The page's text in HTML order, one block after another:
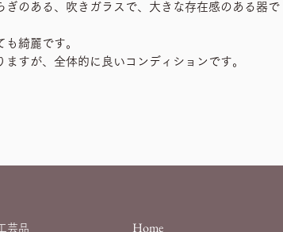
ぎのある、吹きガラスで、大きな存在感のある器で
綺麗です。
ますが、全体的に良いコンディションです。
芸品
Home